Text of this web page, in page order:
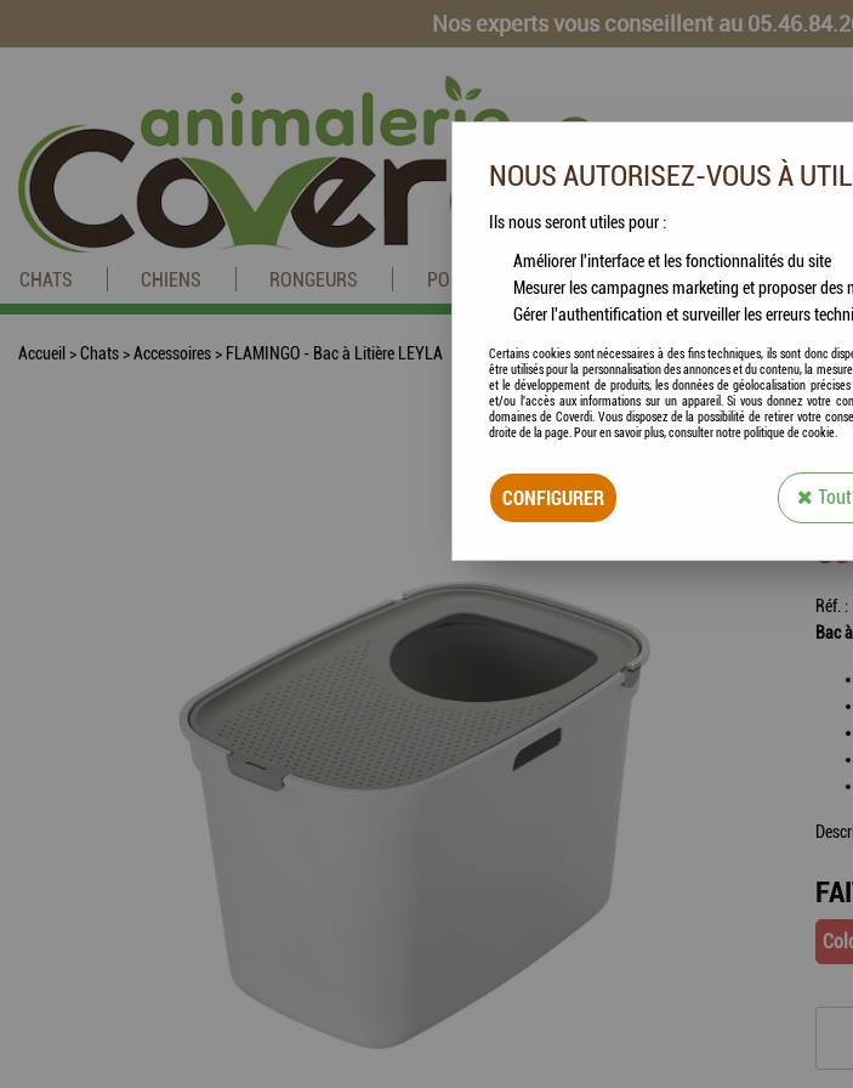
Nos experts vous conseillent au
CHATS CHIENS RONGEURS POISSONS CHEVAUX VOLAILLES
Accueil >Chats>Accessoires> FLAMINGO - Bac à Litière LEYLA
39
Réf. :
Bac
NOUS AUTORISEZ-VOUS À
Ils nous seront utiles pour :
Améliorer l'interface et les fonctionnalités du site
Mesurer les campagnes marketing et proposer
Gérer l'authentification et surveiller les erreurs
Certains cookies sont nécessaires à des fins techniques, ils sont donc
être utilisés pour la personnalisation des annonces et du contenu, la
et le développement de produits, les données de géolocalisation
et/ou l'accès aux informations sur un appareil. Si vous donnez votre
domaines de Coverdi. Vous disposez de la possibilité de retirer votre
droite de la page. Pour en savoir plus, consulter notre politique de cookie.
CONFIGURER